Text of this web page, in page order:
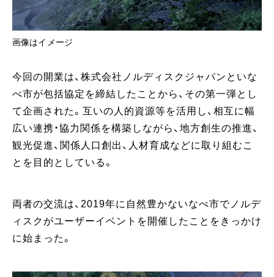
画像はイメージ
今回の開業は、株式会社ノルディスクジャパンといな
べ市が包括協定を締結したことから、その第一弾とし
て企画された。互いの人的資源等を活用し、相互に幅
広い連携・協力関係を構築しながら、地方創生の推進、
観光促進、関係人口創出、人材育成などに取り組むこ
とを目的としている。
両者の交流は、2019年に自然豊かないなべ市でノルデ
ィスクがユーザーイベントを開催したことをきっかけ
に始まった。